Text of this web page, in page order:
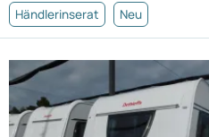
Händlerinserat Neu